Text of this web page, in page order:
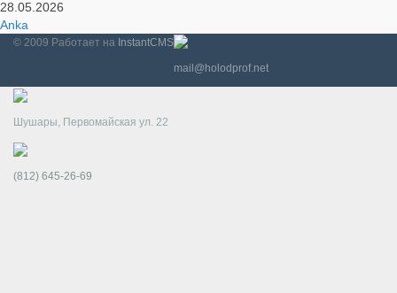
28.05.2026
Anka
© 2009 Работает на InstantCMS
mail@holodprof.net
Шушары, Первомайская ул. 22
(812) 645-26-69